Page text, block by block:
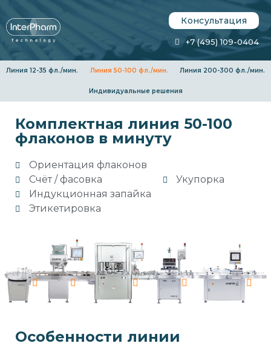
Консультация
+7 (495) 109-0404
Линия 12-35 фл./мин. Линия 50-100 фл./мин. Линия 200-300 фл./мин.
Индивидуальные решения
Комплектная линия 50-100
флаконов в минуту
Ориентация флаконов
Cчёт / фасовка
Укупорка
Индукционная запайка
Этикетировка
Особенности линии